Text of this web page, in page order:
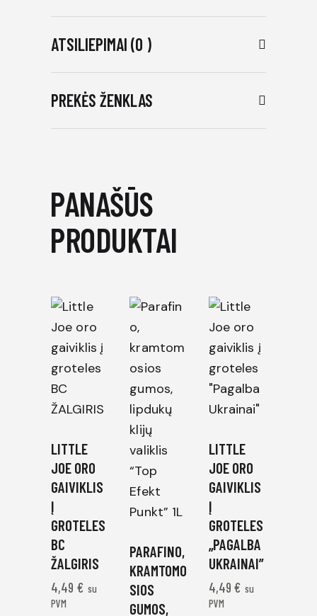
ATSILIEPIMAI (0 )
PREKĖS ŽENKLAS
PANAŠŪS
PRODUKTAI
LITTLE
JOE ORO
GAIVIKLIS
Į
GROTELES
BC
ŽALGIRIS
4,49 € su
PVM
PARAFINO,
KRAMTOMO
SIOS
GUMOS,
LITTLE
JOE ORO
GAIVIKLIS
Į
GROTELES
„PAGALBA
UKRAINAI”
4,49€ su
PVM